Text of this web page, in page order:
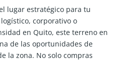
lugar estratégico para tu
corporativo o
en Quito, este terreno en
de las oportunidades de
la zona. No solo compras